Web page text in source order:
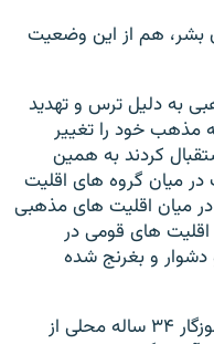
بشر، هم از این وضعیت
به دلیل ترس و تهدید
مذهب خود را تغییر
کردند به همین
میان گروه های اقلیت
میان اقلیت های مذهبی
های قومی در
دشوار و بغرنج شده
نزدیک دو هفته پیش، نزدیکان یک آموزگار ۳۴ ساله محلی از